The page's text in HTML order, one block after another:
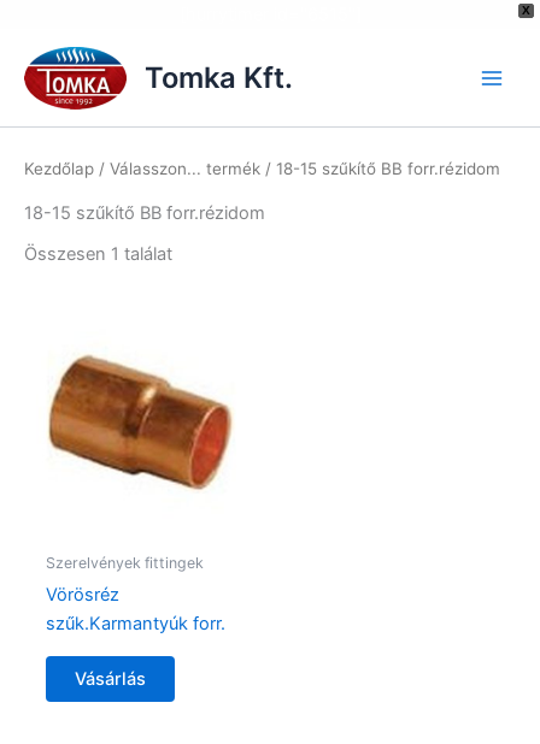
X
content
Tomka Kft.
Kezdőlap / Válasszon... termék / 18-15 szűkítő BB forr.rézidom
18-15 szűkítő BB forr.rézidom
Összesen 1 találat
Szerelvények fittingek
Vörösréz
szűk.Karmantyúk forr.
Vásárlás